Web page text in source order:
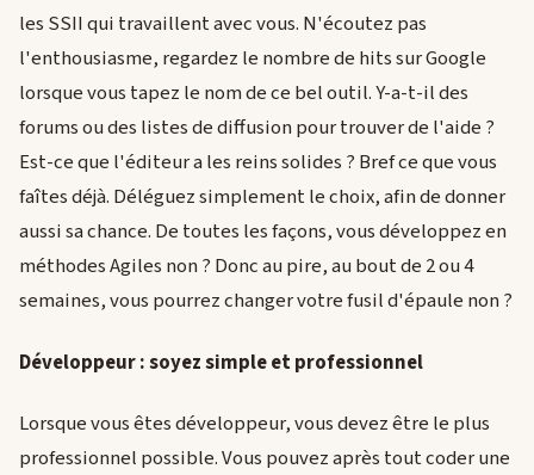
les SSII qui travaillent avec vous. N'écoutez pas
l'enthousiasme, regardez le nombre de hits sur Google
lorsque vous tapez le nom de ce bel outil. Y-a-t-il des
forums ou des listes de diffusion pour trouver de l'aide ?
Est-ce que l'éditeur a les reins solides ? Bref ce que vous
faîtes déjà. Déléguez simplement le choix, afin de donner
aussi sa chance. De toutes les façons, vous développez en
méthodes Agiles non ? Donc au pire, au bout de 2 ou 4
semaines, vous pourrez changer votre fusil d'épaule non ?
Développeur : soyez simple et professionnel
Lorsque vous êtes développeur, vous devez être le plus
professionnel possible. Vous pouvez après tout coder une